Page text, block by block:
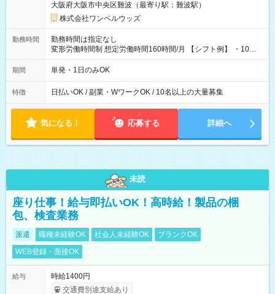
大阪府大阪市中央区難波（最寄り駅：難波駅）
株式会社ワンベルウッズ
勤務時間
勤務時間は指定なし
変形労働時間制 想定労働時間160時間/月 【シフト例】 ・10：
00～20：00
期間 単発・1日のみOK
特徴 日払いOK / 副業・WワークOK / 10名以上の大量募集
気になる！ 応募する 詳細へ
未読
座り仕事！給与即払いOK！高時給！製品の梱
包、検査業務
派遣 職種未経験OK 社会人未経験OK
ブランクOK
WEB登録・面接OK
給与
時給1400円
交通費別途支給あり